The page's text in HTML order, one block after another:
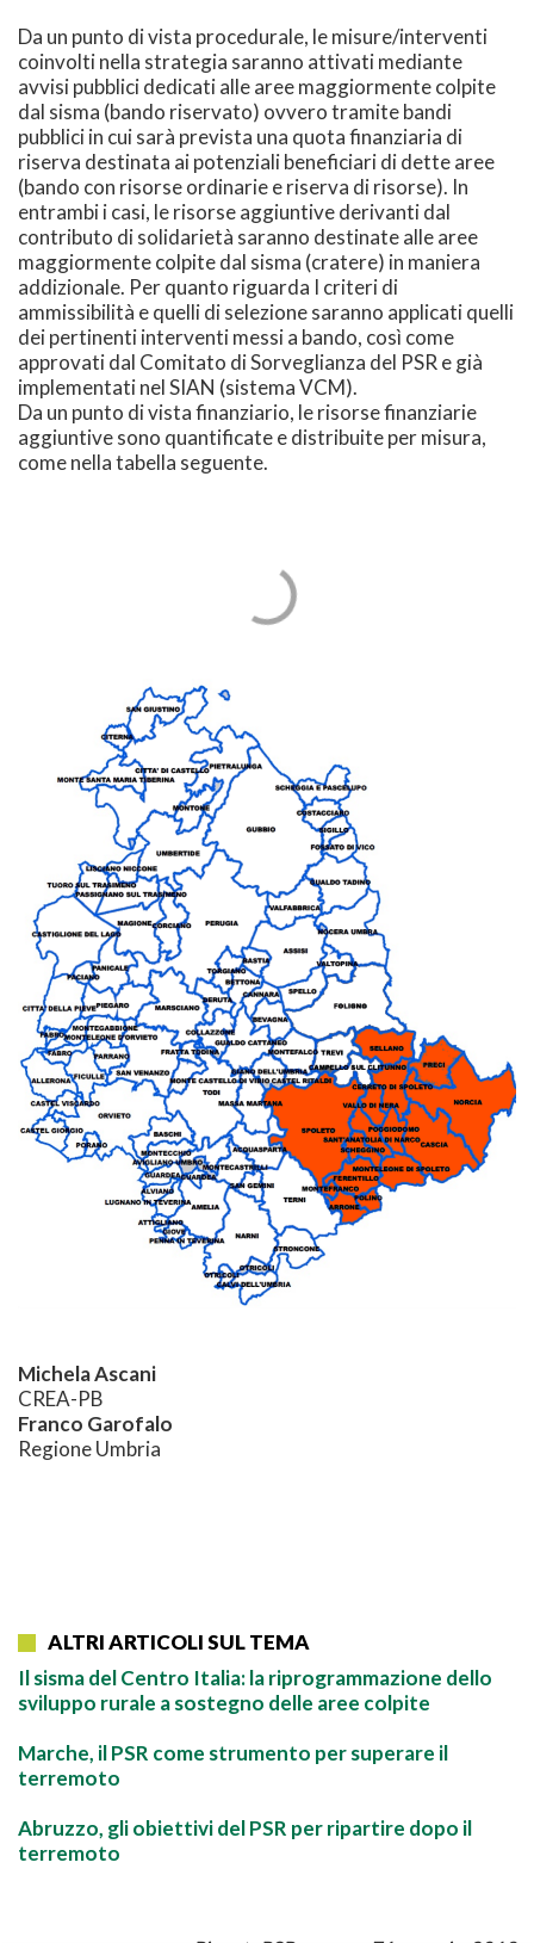
Da un punto di vista procedurale, le misure/interventi
coinvolti nella strategia saranno attivati mediante
avvisi pubblici dedicati alle aree maggiormente colpite
dal sisma (bando riservato) ovvero tramite bandi
pubblici in cui sarà prevista una quota finanziaria di
riserva destinata ai potenziali beneficiari di dette aree
(bando con risorse ordinarie e riserva di risorse). In
entrambi i casi, le risorse aggiuntive derivanti dal
contributo di solidarietà saranno destinate alle aree
maggiormente colpite dal sisma (cratere) in maniera
addizionale. Per quanto riguarda I criteri di
ammissibilità e quelli di selezione saranno applicati quelli
dei pertinenti interventi messi a bando, così come
approvati dal Comitato di Sorveglianza del PSR e già
implementati nel SIAN (sistema VCM).
Da un punto di vista finanziario, le risorse finanziarie
aggiuntive sono quantificate e distribuite per misura,
come nella tabella seguente.
Michela Ascani
CREA-PB
Franco Garofalo
Regione Umbria
ALTRI ARTICOLI SUL TEMA
Il sisma del Centro Italia: la riprogrammazione dello
sviluppo rurale a sostegno delle aree colpite
Marche, il PSR come strumento per superare il
terremoto
Abruzzo, gli obiettivi del PSR per ripartire dopo il
terremoto